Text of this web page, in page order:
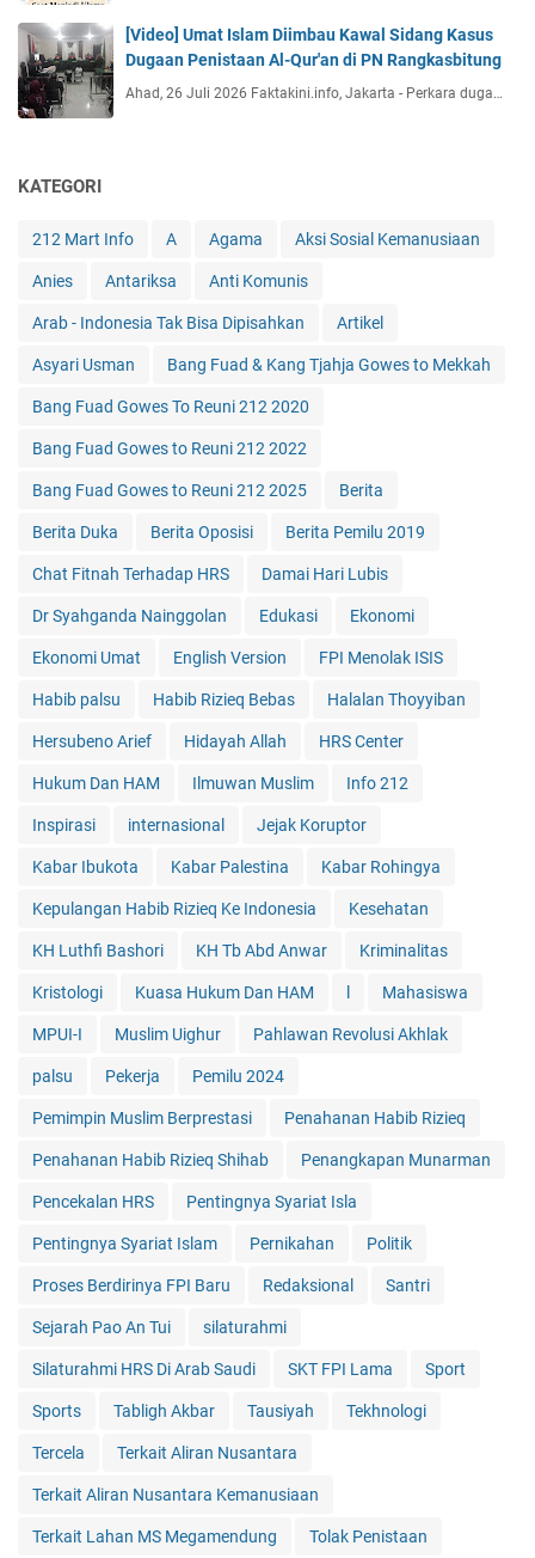
[Video] Umat Islam Diimbau Kawal Sidang Kasus
Dugaan Penistaan Al-Qur'an di PN Rangkasbitung
Ahad, 26 Juli 2026 Faktakini.info, Jakarta - Perkara duga…
KATEGORI
212 Mart Info A Agama Aksi Sosial Kemanusiaan
Anies Antariksa Anti Komunis
Arab - Indonesia Tak Bisa Dipisahkan Artikel
Asyari Usman Bang Fuad & Kang Tjahja Gowes to Mekkah
Bang Fuad Gowes To Reuni 212 2020
Bang Fuad Gowes to Reuni 212 2022
Bang Fuad Gowes to Reuni 212 2025 Berita
Berita Duka Berita Oposisi Berita Pemilu 2019
Chat Fitnah Terhadap HRS Damai Hari Lubis
Dr Syahganda Nainggolan Edukasi Ekonomi
Ekonomi Umat English Version FPI Menolak ISIS
Habib palsu Habib Rizieq Bebas Halalan Thoyyiban
Hersubeno Arief Hidayah Allah HRS Center
Hukum Dan HAM Ilmuwan Muslim Info 212
Inspirasi internasional Jejak Koruptor
Kabar Ibukota Kabar Palestina Kabar Rohingya
Kepulangan Habib Rizieq Ke Indonesia Kesehatan
KH Luthfi Bashori KH Tb Abd Anwar Kriminalitas
Kristologi Kuasa Hukum Dan HAM Mahasiswa
MPUI-I Muslim Uighur Pahlawan Revolusi Akhlak
palsu Pekerja Pemilu 2024
Pemimpin Muslim Berprestasi Penahanan Habib Rizieq
Penahanan Habib Rizieq Shihab Penangkapan Munarman
Pencekalan HRS Pentingnya Syariat Isla
Pentingnya Syariat Islam Pernikahan Politik
Proses Berdirinya FPI Baru Redaksional Santri
Sejarah Pao An Tui silaturahmi
Silaturahmi HRS Di Arab Saudi SKT FPI Lama Sport
Sports Tabligh Akbar Tausiyah Tekhnologi
Tercela Terkait Aliran Nusantara
Terkait Aliran Nusantara Kemanusiaan
Terkait Lahan MS Megamendung Tolak Penistaan